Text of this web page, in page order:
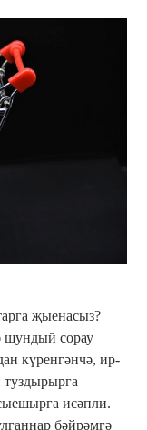
җыенасыз?
шундый сорау
күренгәнчә, ир-
туздырырга
исәпли.
бәйрәмгә